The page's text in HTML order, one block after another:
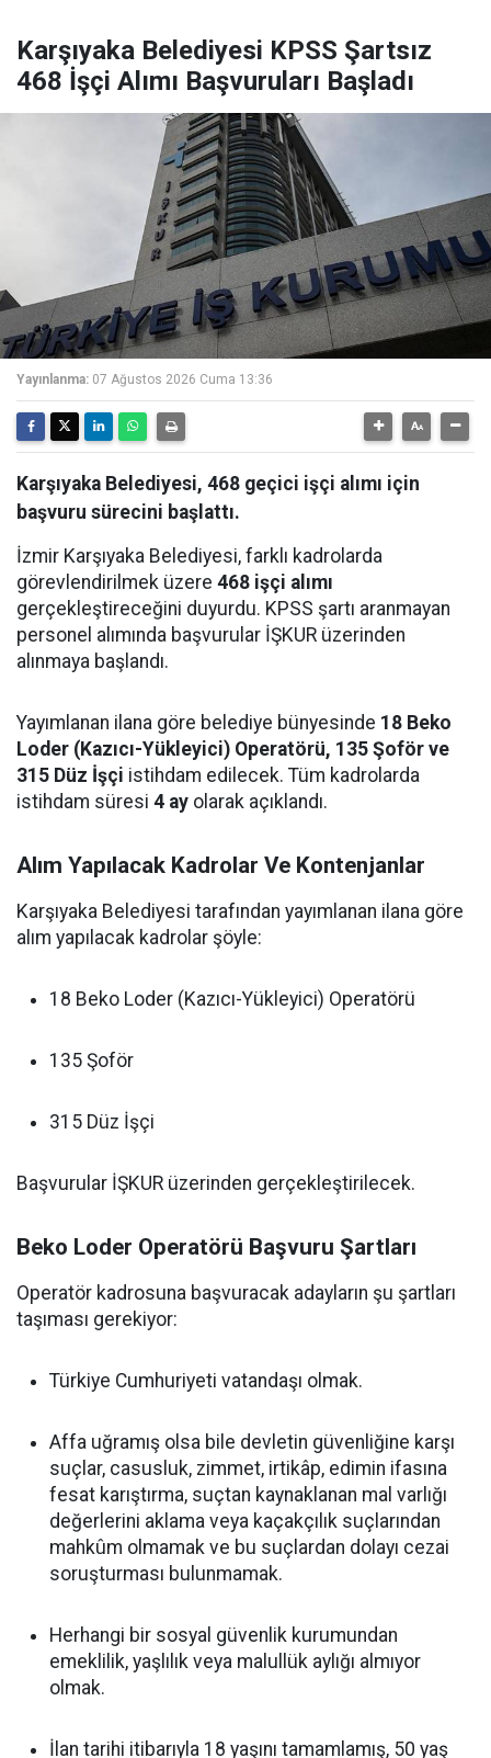
Karşıyaka Belediyesi KPSS Şartsız
468 İşçi Alımı Başvuruları Başladı
Yayınlanma: 07 Ağustos 2026 Cuma 13:36
Karşıyaka Belediyesi, 468 geçici işçi alımı için
başvuru sürecini başlattı.
İzmir Karşıyaka Belediyesi, farklı kadrolarda
görevlendirilmek üzere 468 işçi alımı
gerçekleştireceğini duyurdu. KPSS şartı aranmayan
personel alımında başvurular İŞKUR üzerinden
alınmaya başlandı.
Yayımlanan ilana göre belediye bünyesinde 18 Beko
Loder (Kazıcı-Yükleyici) Operatörü, 135 Şoför ve
315 Düz İşçi istihdam edilecek. Tüm kadrolarda
istihdam süresi 4 ay olarak açıklandı.
Alım Yapılacak Kadrolar Ve Kontenjanlar
Karşıyaka Belediyesi tarafından yayımlanan ilana göre
alım yapılacak kadrolar şöyle:
18 Beko Loder (Kazıcı-Yükleyici) Operatörü
135 Şoför
315 Düz İşçi
Başvurular İŞKUR üzerinden gerçekleştirilecek.
Beko Loder Operatörü Başvuru Şartları
Operatör kadrosuna başvuracak adayların şu şartları
taşıması gerekiyor:
Türkiye Cumhuriyeti vatandaşı olmak.
Affa uğramış olsa bile devletin güvenliğine karşı
suçlar, casusluk, zimmet, irtikâp, edimin ifasına
fesat karıştırma, suçtan kaynaklanan mal varlığı
değerlerini aklama veya kaçakçılık suçlarından
mahkûm olmamak ve bu suçlardan dolayı cezai
soruşturması bulunmamak.
Herhangi bir sosyal güvenlik kurumundan
emeklilik, yaşlılık veya malullük aylığı almıyor
olmak.
İlan tarihi itibarıyla 18 yaşını tamamlamış, 50 yaş